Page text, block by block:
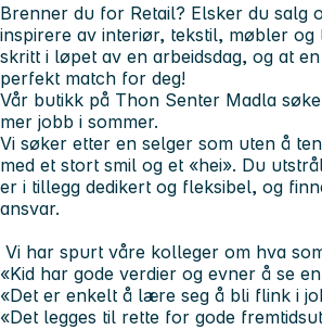
Brenner du for Retail? Elsker du salg
inspirere av interiør, tekstil, møbler og
skritt i løpet av en arbeidsdag, og at
perfekt match for deg!
Vår butikk på Thon Senter Madla
mer jobb i sommer.
Vi søker etter en selger som uten å
med et stort smil og et «hei». Du
er i tillegg dedikert og fleksibel, og
ansvar.
Vi har spurt våre kolleger om hva
«Kid har gode verdier og evner å se
«Det er enkelt å lære seg å bli flink i
«Det legges til rette for gode